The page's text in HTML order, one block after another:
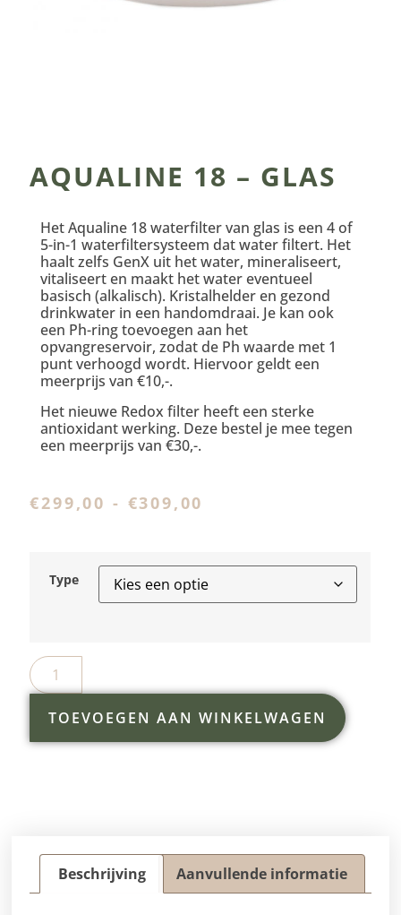
AQUALINE 18 – GLAS
Het Aqualine 18 waterfilter van glas is een 4 of
5-in-1 waterfiltersysteem dat water filtert. Het
haalt zelfs GenX uit het water, mineraliseert,
vitaliseert en maakt het water eventueel
basisch (alkalisch). Kristalhelder en gezond
drinkwater in een handomdraai. Je kan ook
een Ph-ring toevoegen aan het
opvangreservoir, zodat de Ph waarde met 1
punt verhoogd wordt. Hiervoor geldt een
meerprijs van €10,-.
Het nieuwe Redox filter heeft een sterke
antioxidant werking. Deze bestel je mee tegen
een meerprijs van €30,-.
€299,00 - €309,00
Type
TOEVOEGEN AAN WINKELWAGEN
Beschrijving Aanvullende informatie